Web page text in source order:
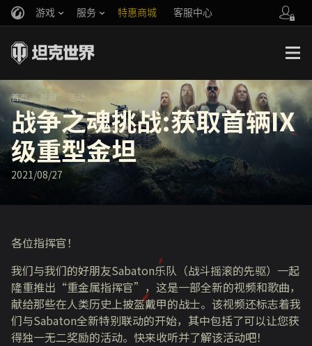
游戏 服务 特惠商城 客服中心
你好，吾久
万圣节
《以战止战》
官方自媒体
首页 新闻 活动
战争之魂挑战:获取首辆IX
级重型金坦
2021/08/27
各位指挥官！
我们与我们的好朋友Sabaton乐队（战斗摇滚的先驱）一起
隆重推出“重金属指挥官”，这是一部全新的视频和歌曲，
献给那些在人类历史上披盔戴甲的战士。该视频还标志着我
们与Sabaton全新特别联动的开始，其中包括了可以让您获
得独一无二奖励的活动。快来收听并了解该活动吧！